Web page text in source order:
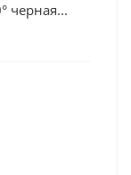
черная...